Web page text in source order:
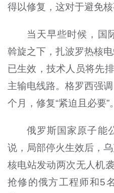
得以修复，这对于避免核
当天早些时候，国
斡旋之下，扎波罗热核
已生效，技术人员将先
主输电线路。格罗西强
个月，修复“紧迫且必要”。
俄罗斯国家原子能
说，局部停火生效后，
核电站发动两次无人机
抢修的俄方工程师和5